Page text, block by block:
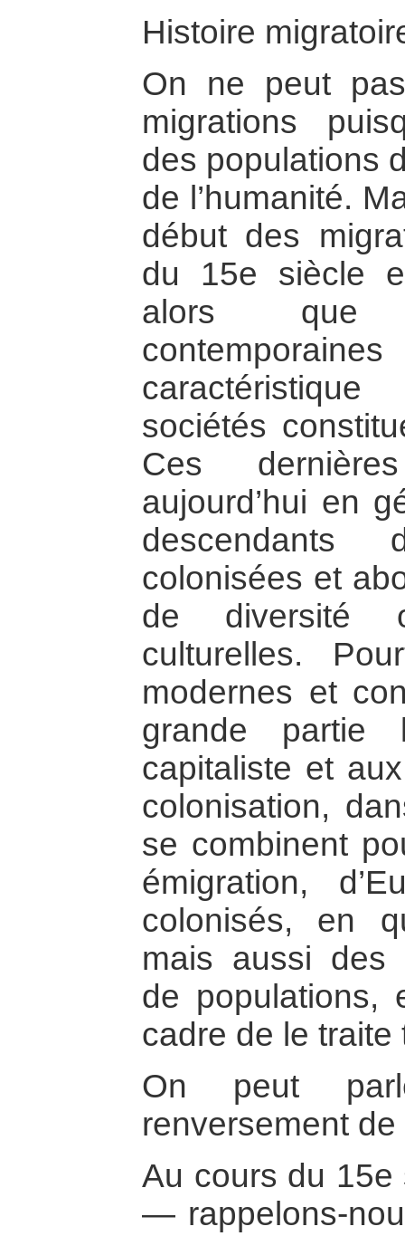
Histoire
On ne peut
migrations
des populations
de l’humanité.
début des
du 15e siècle
alors que
sociétés
Ces
aujourd’hui en
colonisées et
de diversité
culturelles.
modernes et
grande partie
capitaliste et
colonisation,
se combinent
émigration,
colonisés, en
mais aussi des
de populations,
cadre de le
On peut
renversement
Au cours du 15e
— rappelons-